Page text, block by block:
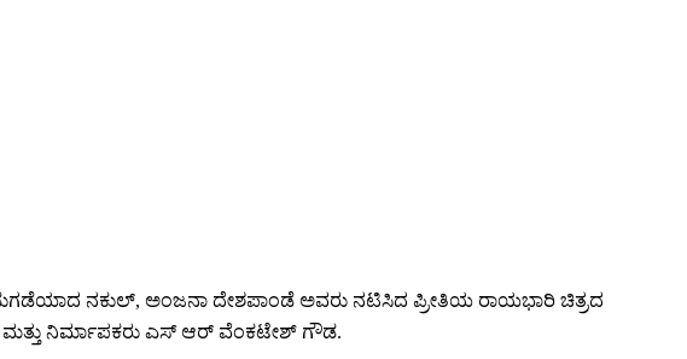
ನಕುಲ್, ಅಂಜನಾ ದೇಶಪಾಂಡೆ ಅವರು ನಟಿಸಿದ ಪ್ರೀತಿಯ ರಾಯಭಾರಿ ಚಿತ್ರದ
ಮತ್ತು ನಿರ್ಮಾಪಕರು ಎಸ್ ಆರ್ ವೆಂಕಟೇಶ್ ಗೌಡ.